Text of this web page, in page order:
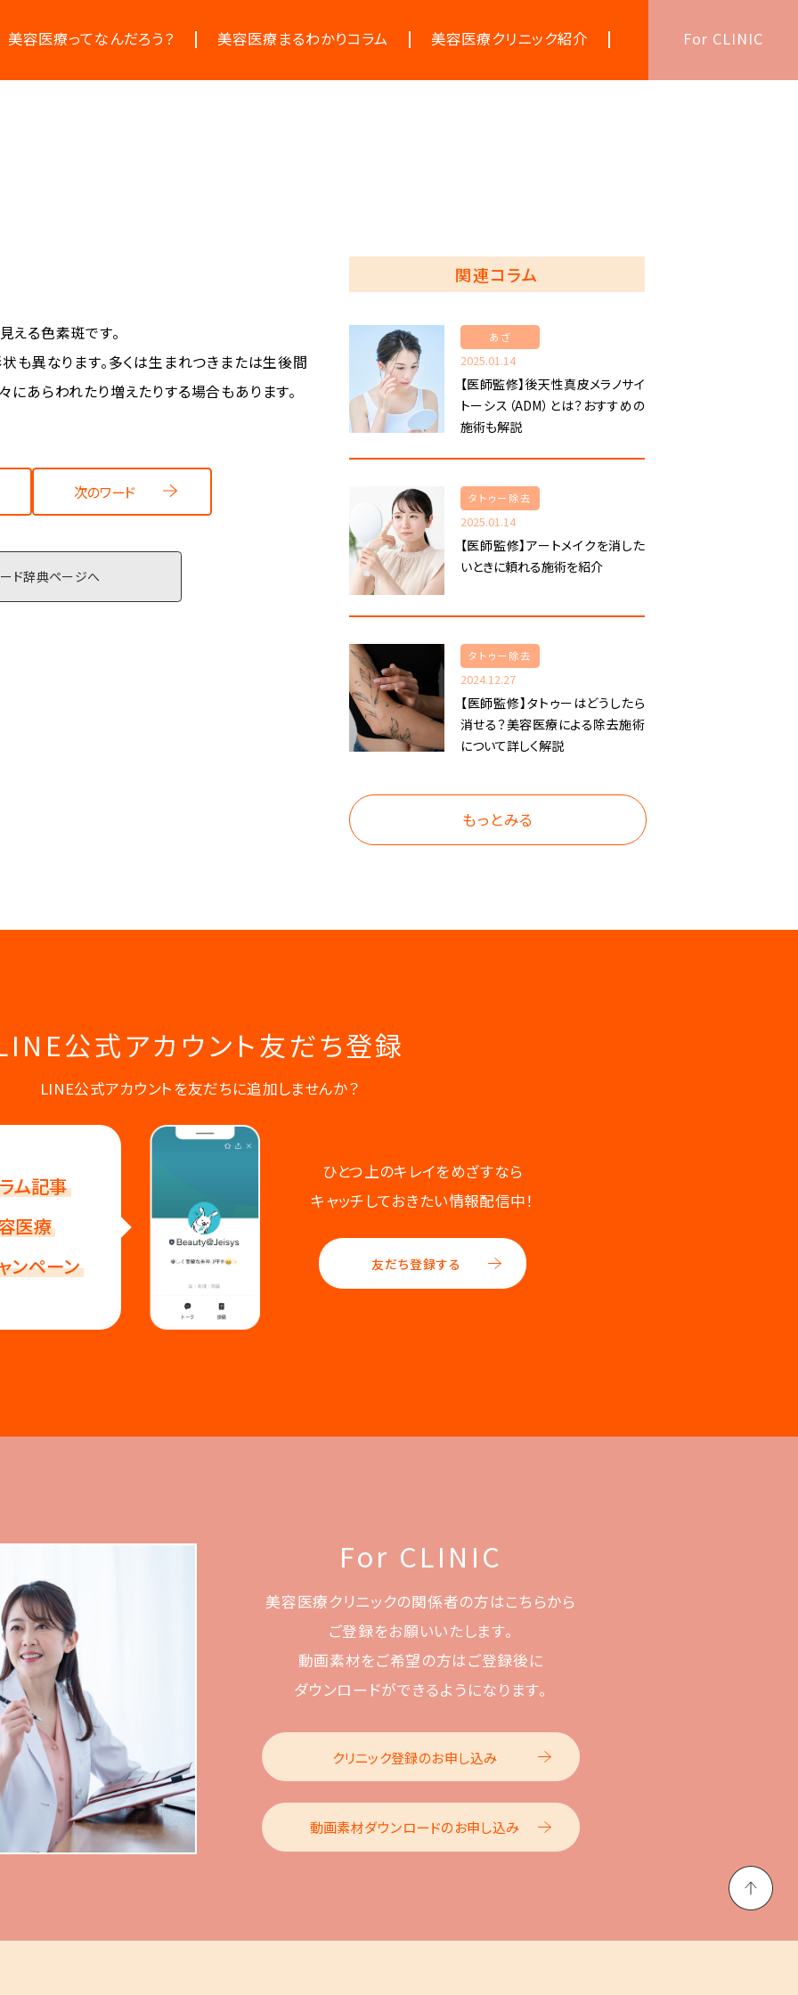
美容医療ってなんだろう？ 美容医療まるわかりコラム 美容医療クリニック紹介 For CLINIC
る色素斑です。
状も異なります。多くは生まれつきまたは生後間
にあらわれたり増えたりする場合もあります。
次のワード
ド辞典ページへ
関連コラム
あざ
2025.01.14
【医師監修】後天性真皮メラノサイ
トーシス（ADM）とは？おすすめの
施術も解説
タトゥー除去
2025.01.14
【医師監修】アートメイクを消した
いときに頼れる施術を紹介
タトゥー除去
2024.12.27
【医師監修】タトゥーはどうしたら
消せる？美容医療による除去施術
について詳しく解説
もっとみる
公式アカウント友だち登録
LINE公式アカウントを友だちに追加しませんか？
ム記事
医療
ンペーン
ひとつ上のキレイをめざすなら
キャッチしておきたい情報配信中！
友だち登録する
For CLINIC
美容医療クリニックの関係者の方はこちらから
ご登録をお願いいたします。
動画素材をご希望の方はご登録後に
ダウンロードができるようになります。
クリニック登録のお申し込み
動画素材ダウンロードのお申し込み